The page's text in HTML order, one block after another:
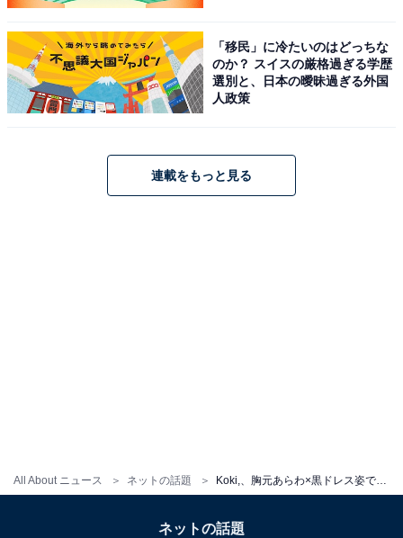
All About ニュース ネットの話題 Koki,、胸元あらわ×黒ドレス姿で妖艶さを醸し出す！ きれいなデコルテも見せ、大人の女性の魅力を発揮
「移民」に冷たいのはどっちな
のか？ スイスの厳格過ぎる学歴
選別と、日本の曖昧過ぎる外国
人政策
連載をもっと見る
ネットの話題